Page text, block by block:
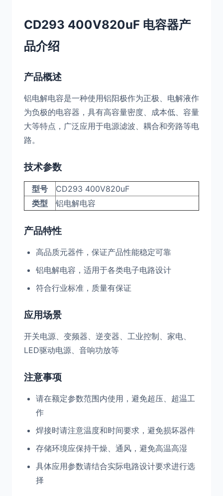
CD293 400V820uF 电容器产
品介绍
产品概述
铝电解电容是一种使用铝阳极作为正极、电解液作
为负极的电容器，具有高容量密度、成本低、容量
大等特点，广泛应用于电源滤波、耦合和旁路等电
路。
技术参数
型号
CD293 400V820uF
类型
铝电解电容
产品特性
高品质元器件，保证产品性能稳定可靠
铝电解电容，适用于各类电子电路设计
符合行业标准，质量有保证
应用场景
开关电源、变频器、逆变器、工业控制、家电、
LED驱动电源、音响功放等
注意事项
请在额定参数范围内使用，避免超压、超温工
作
焊接时请注意温度和时间要求，避免损坏器件
存储环境应保持干燥、通风，避免高温高湿
具体应用参数请结合实际电路设计要求进行选
择